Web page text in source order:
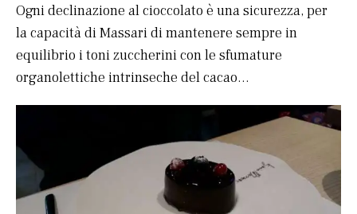
Ogni declinazione al cioccolato è una sicurezza, per
la capacità di Massari di mantenere sempre in
equilibrio i toni zuccherini con le sfumature
organolettiche intrinseche del cacao…